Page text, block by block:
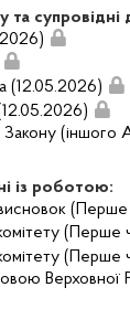
та
(12.05.2026)
(іншого
із роботою:
(Перше
(Перше
(Перше
Верховної